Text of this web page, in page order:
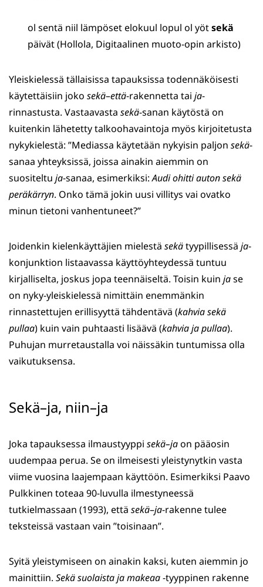
ol sentä niil lämpöset elokuul lopul ol yötsekä
päivät (Hollola, Digitaalinen muoto-opin arkisto)
Yleiskielessä tällaisissa tapauksissa todennäköisesti
käytettäisiin joko sekä–että-rakennetta tai ja-
rinnastusta. Vastaavasta sekä-sanan käytöstä on
kuitenkin lähetetty talkoohavaintoja myös kirjoitetusta
nykykielestä: ”Mediassa käytetään nykyisin paljon sekä-
sanaa yhteyksissä, joissa ainakin aiemmin on
suositeltu ja-sanaa, esimerkiksi:Audi ohitti auton sekä
peräkärryn. Onko tämä jokin uusi villitys vai ovatko
minun tietoni vanhentuneet?”
Joidenkin kielenkäyttäjien mielestä sekätyypillisessä ja-
konjunktion listaavassa käyttöyhteydessä tuntuu
kirjalliselta, joskus jopa teennäiseltä. Toisin kuin jase
on nyky-yleiskielessä nimittäin enemmänkin
rinnastettujen erillisyyttä tähdentävä (kahvia sekä
pullaa) kuin vain puhtaasti lisäävä (kahvia ja pullaa).
Puhujan murretaustalla voi näissäkin tuntumissa olla
vaikutuksensa.
Sekä–ja, niin–ja
Joka tapauksessa ilmaustyyppi sekä–jaon pääosin
uudempaa perua. Se on ilmeisesti yleistynytkin vasta
viime vuosina laajempaan käyttöön. Esimerkiksi Paavo
Pulkkinen toteaa 90-luvulla ilmestyneessä
tutkielmassaan (1993), että sekä–ja-rakenne tulee
teksteissä vastaan vain ”toisinaan”.
Syitä yleistymiseen on ainakin kaksi, kuten aiemmin jo
mainittiin. Sekä suolaista ja makeaa-tyyppinen rakenne